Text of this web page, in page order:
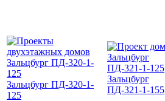
Зальцбург ПД-320-1-
125
Зальцбург
ПД-321-1-155